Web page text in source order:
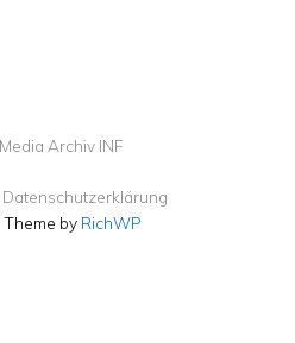
Media Archiv INF
Datenschutzerklärung
by RichWP